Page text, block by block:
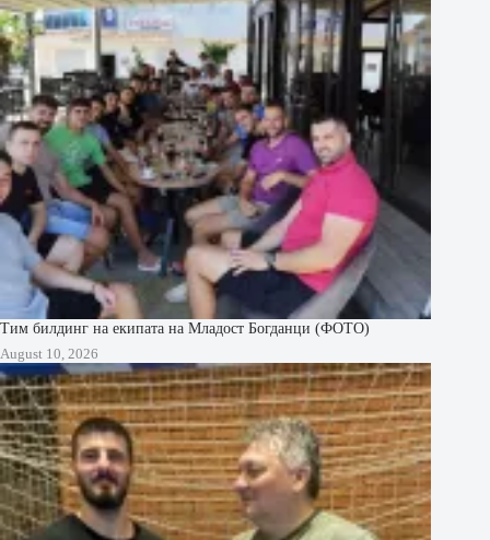
Тим билдинг на екипата на Младост Богданци (ФОТО)
August 10, 2026